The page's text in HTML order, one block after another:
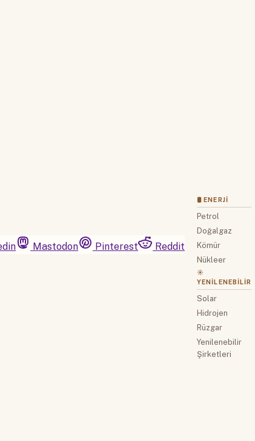
Mastodon Pinterest
Reddit
🛢 ENERJI
Petrol
Doğalgaz
Kömür
Nükleer
☀️
YENILENEBILIR
Solar
Hidrojen
Rüzgar
Yenilenebilir
Şirketleri